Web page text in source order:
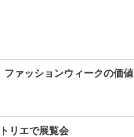
ファッションウィークの価値
リエで展覧会